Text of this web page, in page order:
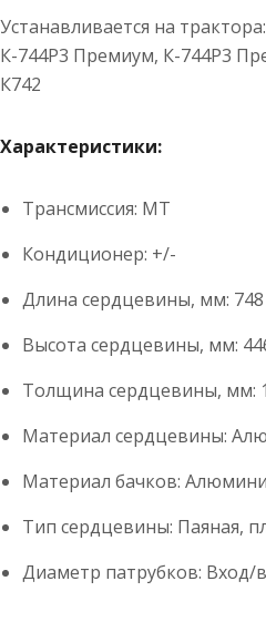
Устанавливается на
К-744Р3 Премиум, К-744Р3
К742
Характеристики:
Трансмиссия: MT
Кондиционер: +/-
Длина сердцевины, мм: 748
Высота сердцевины, мм:
Толщина сердцевины, мм:
Материал сердцевины:
Материал бачков:
Тип сердцевины: Паяная,
Диаметр патрубков: